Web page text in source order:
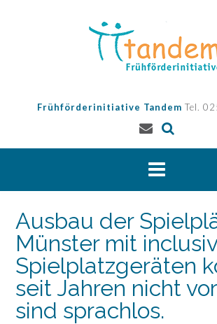
Frühförderinitiative Tandem Tel.
Ausbau der
Münster mit
Spielplatzgeräten
seit Jahren nicht
sind sprachlos.